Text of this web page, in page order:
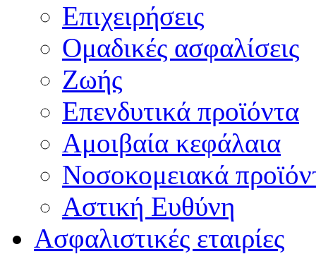
Επιχειρήσεις
Ομαδικές ασφαλίσεις
Ζωής
Επενδυτικά προϊόντα
Αμοιβαία κεφάλαια
Νοσοκομειακά
Αστική Ευθύνη
Ασφαλιστικές εταιρίες